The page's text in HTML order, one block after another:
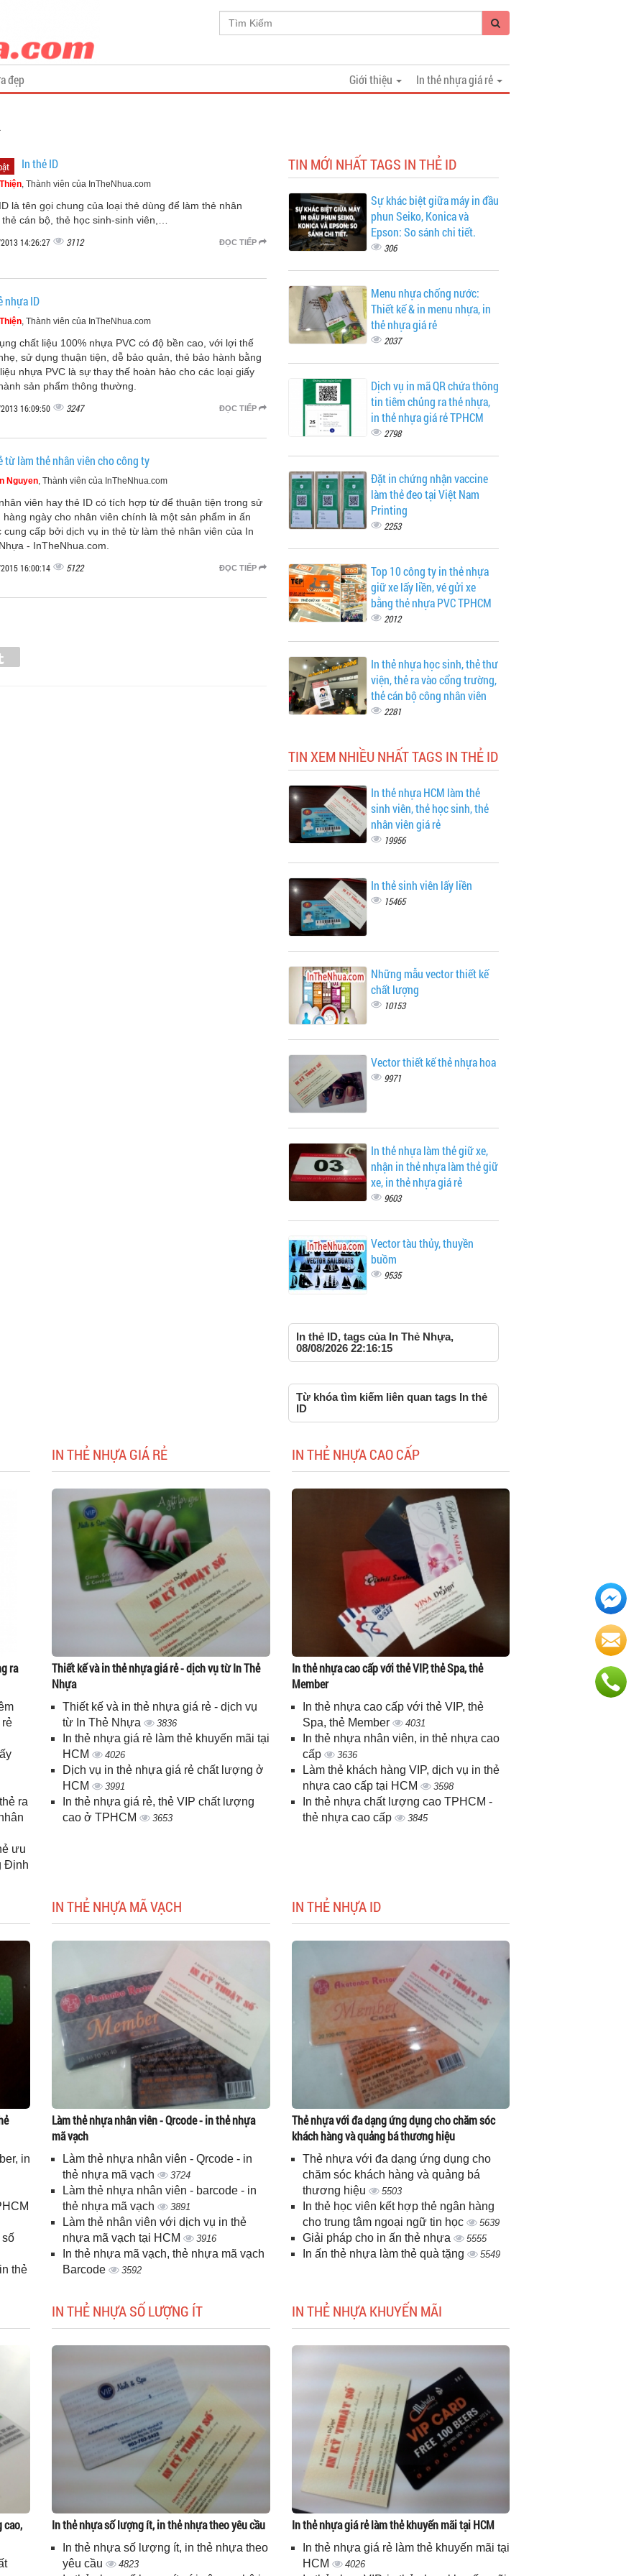
In thẻ nhựa giá rẻ
đẹp
Giới thiệu
In thẻ ID
, Thành viên của InTheNhua.com
là tên gọi chung của loại thẻ dùng để làm thẻ nhân
cán bộ, thẻ học sinh-sinh viên,…
ĐỌC TIẾP
14:26:27 3112
nhựa ID
, Thành viên của InTheNhua.com
chất liệu 100% nhựa PVC có độ bền cao, với lợi thế
sử dụng thuận tiện, dễ bảo quản, thẻ bảo hành bằng
nhựa PVC là sự thay thế hoàn hảo cho các loại giấy
sản phẩm thông thường.
ĐỌC TIẾP
16:09:50 3247
từ làm thẻ nhân viên cho công ty
Nguyen, Thành viên của InTheNhua.com
viên hay thẻ ID có tích hợp từ để thuận tiện trong sử
hàng ngày cho nhân viên chính là một sản phẩm in ấn
cung cấp bởi dịch vụ in thẻ từ làm thẻ nhân viên của In
- InTheNhua.com.
ĐỌC TIẾP
16:00:14 5122
TIN MỚI NHẤT TAGS IN THẺ ID
Sự khác biệt giữa máy in đầu
phun Seiko, Konica và
Epson: So sánh chi tiết.
306
Menu nhựa chống nước:
Thiết kế & in menu nhựa, in
thẻ nhựa giá rẻ
2037
Dịch vụ in mã QR chứa thông
tin tiêm chủng ra thẻ nhựa,
in thẻ nhựa giá rẻ TPHCM
2798
Đặt in chứng nhận vaccine
làm thẻ đeo tại Việt Nam
Printing
2253
Top 10 công ty in thẻ nhựa
giữ xe lấy liền, vé gửi xe
bằng thẻ nhựa PVC TPHCM
2012
In thẻ nhựa học sinh, thẻ thư
viện, thẻ ra vào cổng trường,
thẻ cán bộ công nhân viên
2281
TIN XEM NHIỀU NHẤT TAGS IN THẺ ID
In thẻ nhựa HCM làm thẻ
sinh viên, thẻ học sinh, thẻ
nhân viên giá rẻ
19956
In thẻ sinh viên lấy liền
15465
Những mẫu vector thiết kế
chất lượng
10153
Vector thiết kế thẻ nhựa hoa
9971
In thẻ nhựa làm thẻ giữ xe,
nhận in thẻ nhựa làm thẻ giữ
xe, in thẻ nhựa giá rẻ
9603
Vector tàu thủy, thuyền
buồm
9535
In thẻ ID, tags của In Thẻ Nhựa,
08/08/2026 22:16:15
Từ khóa tìm kiếm liên quan tags In thẻ
ID
ra
ra
ưu
Định
IN THẺ NHỰA GIÁ RẺ
Thiết kế và in thẻ nhựa giá rẻ - dịch vụ từ In Thẻ
Nhựa
Thiết kế và in thẻ nhựa giá rẻ - dịch vụ
từ In Thẻ Nhựa
3836
In thẻ nhựa giá rẻ làm thẻ khuyến mãi tại
HCM
4026
Dịch vụ in thẻ nhựa giá rẻ chất lượng ở
HCM
3991
In thẻ nhựa giá rẻ, thẻ VIP chất lượng
cao ở TPHCM
3653
IN THẺ NHỰA CAO CẤP
In thẻ nhựa cao cấp với thẻ VIP, thẻ Spa, thẻ
Member
In thẻ nhựa cao cấp với thẻ VIP, thẻ
Spa, thẻ Member
4031
In thẻ nhựa nhân viên, in thẻ nhựa cao
cấp
3636
Làm thẻ khách hàng VIP, dịch vụ in thẻ
nhựa cao cấp tại HCM
3598
In thẻ nhựa chất lượng cao TPHCM -
thẻ nhựa cao cấp
3845
in
số
thẻ
IN THẺ NHỰA MÃ VẠCH
Làm thẻ nhựa nhân viên - Qrcode - in thẻ nhựa
mã vạch
Làm thẻ nhựa nhân viên - Qrcode - in
thẻ nhựa mã vạch
3724
Làm thẻ nhựa nhân viên - barcode - in
thẻ nhựa mã vạch
3891
Làm thẻ nhân viên với dịch vụ in thẻ
nhựa mã vạch tại HCM
3916
In thẻ nhựa mã vạch, thẻ nhựa mã vạch
Barcode
3592
IN THẺ NHỰA ID
Thẻ nhựa với đa dạng ứng dụng cho chăm sóc
khách hàng và quảng bá thương hiệu
Thẻ nhựa với đa dạng ứng dụng cho
chăm sóc khách hàng và quảng bá
thương hiệu
5503
In thẻ học viên kết hợp thẻ ngân hàng
cho trung tâm ngoại ngữ tin học
5639
Giải pháp cho in ấn thẻ nhựa 5555
In ấn thẻ nhựa làm thẻ quà tặng 5549
cao,
IN THẺ NHỰA SỐ LƯỢNG ÍT
In thẻ nhựa số lượng ít, in thẻ nhựa theo yêu cầu
In thẻ nhựa số lượng ít, in thẻ nhựa theo
yêu cầu
4823
IN THẺ NHỰA KHUYẾN MÃI
In thẻ nhựa giá rẻ làm thẻ khuyến mãi tại HCM
In thẻ nhựa giá rẻ làm thẻ khuyến mãi tại
HCM
4026